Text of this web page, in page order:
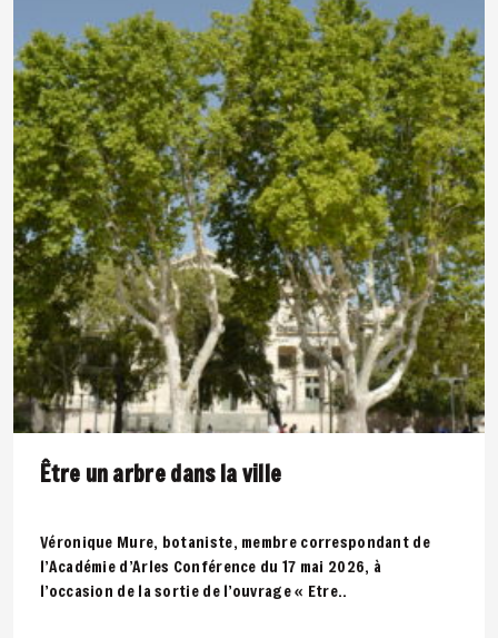
Être un arbre dans la ville
Véronique Mure, botaniste, membre correspondant de
l’Académie d’Arles Conférence du 17 mai 2026, à
l’occasion de la sortie de l’ouvrage « Etre..